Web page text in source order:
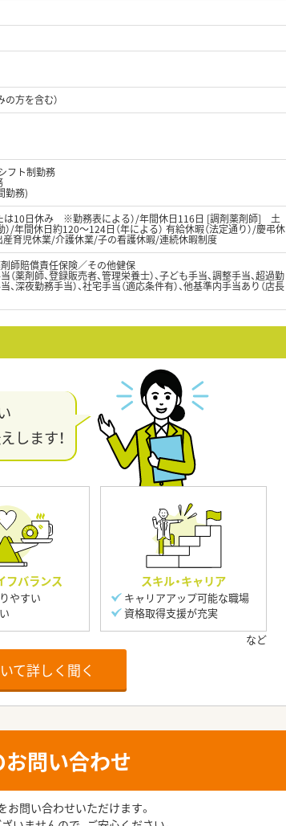
方を含む）
フト制勤務
勤務)
は10日休み ※勤務表による）/年間休日116日 [調剤薬剤師] 土
/年間休日約120～124日（年による） 有給休暇（法定通り）/慶弔休
育児休業/介護休業/子の看護休暇/連続休暇制度
師賠償責任保険／その他健保
薬剤師、登録販売者、管理栄養士）、子ども手当、調整手当、超過勤
深夜勤務手当）、社宅手当（適応条件有）、他基準内手当あり（店長
します！
フバランス
やすい
スキル・キャリア
キャリアアップ可能な職場
資格取得支援が充実
て詳しく聞く
問い合わせ
問い合わせいただけます。